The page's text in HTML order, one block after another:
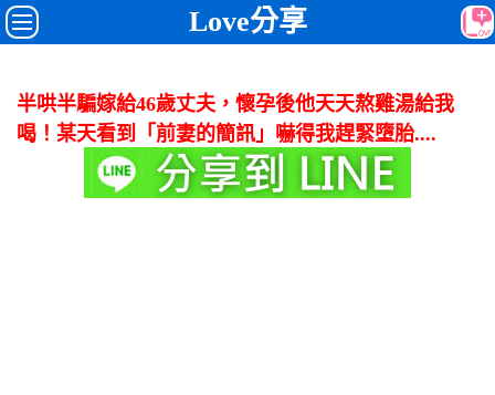
Love分享
半哄半騙嫁給46歲丈夫，懷孕後他天天熬雞湯給我
喝！某天看到「前妻的簡訊」嚇得我趕緊墮胎....